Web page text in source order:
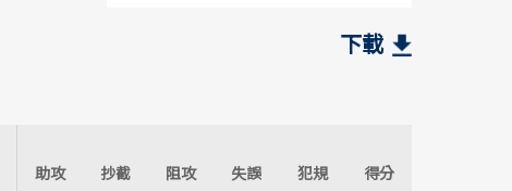
陳又瑋 3
尹麒綸 2
下載
助攻 抄截 阻攻 失誤 犯規
得分